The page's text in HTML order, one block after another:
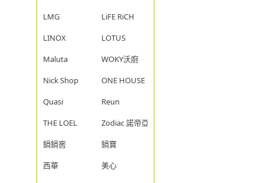
LMG
LiFE RiCH
LINOX
LOTUS
Maluta
WOKY沃廚
Nick Shop
ONE HOUSE
Quasi
Reun
THE LOEL
Zodiac 諾帝亞
鍋鍋窖
鍋寶
西華
美心